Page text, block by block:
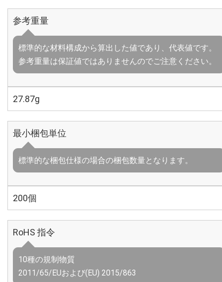
参考重量
標準的な材料構成から算出した値であり、代表値です。
参考重量は保証値ではありませんのでご注意ください。
27.87g
最小梱包単位
標準的な梱包仕様の場合の梱包数量となります。
200個
RoHS 指令
10種の規制物質
2011/65/EUおよび(EU) 2015/863